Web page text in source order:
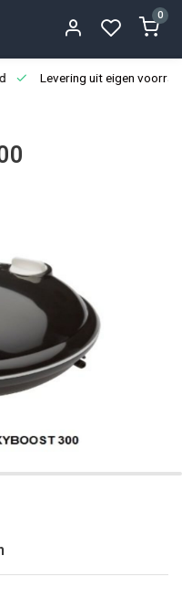
0
Levering uit eigen